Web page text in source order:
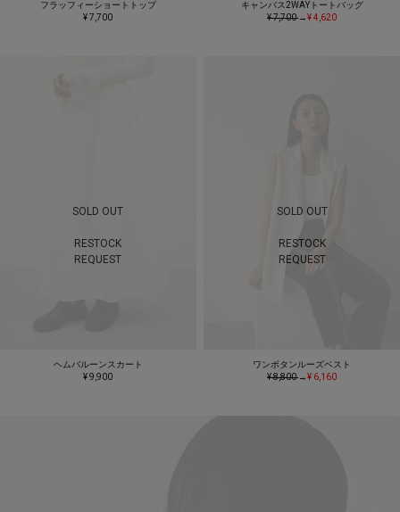
フラッフィーショートトップ
¥ 7,700
キャンバス2WAYトートバッグ
¥ 7,700→¥ 4,620
SOLD OUT
RESTOCK
REQUEST
ヘムバルーンスカート
¥ 9,900
SOLD OUT
RESTOCK
REQUEST
ワンボタンルーズベスト
¥ 8,800→¥ 6,160